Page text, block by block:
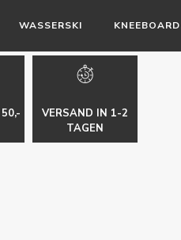
WASSERSKI
VERSAND IN 1-2
TAGEN